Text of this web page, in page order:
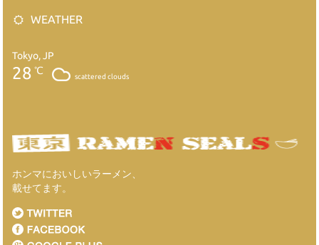
WEATHER
Tokyo, JP
28 ℃
scattered clouds
ホンマにおいしいラーメン、
載せてます。